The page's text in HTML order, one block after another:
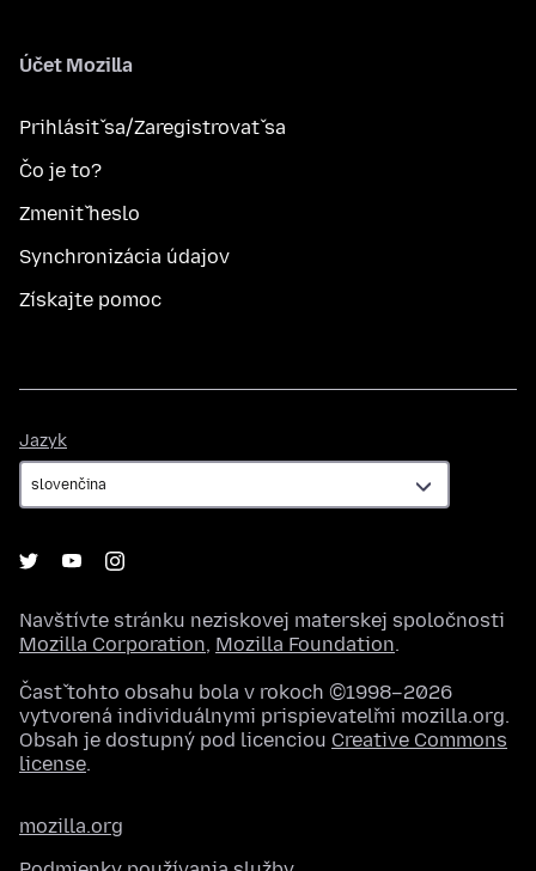
Účet Mozilla
Prihlásiť sa/Zaregistrovať sa
Čo je to?
Zmeniť heslo
Synchronizácia údajov
Získajte pomoc
Jazyk
Navštívte stránku neziskovej materskej spoločnosti
Mozilla Corporation, Mozilla Foundation.
Časť tohto obsahu bola v rokoch ©1998–2026
vytvorená individuálnymi prispievateľmi mozilla.org.
Obsah je dostupný pod licenciou Creative Commons
license.
mozilla.org